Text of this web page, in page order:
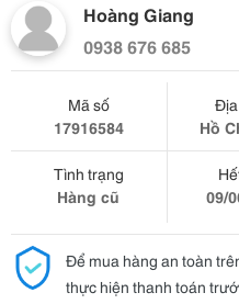
Hoàng Giang
0938 676 685
Mã số
17916584
Hồ
Tình trạng
Hàng cũ
09/
Để mua hàng an toàn
thực hiện thanh toán